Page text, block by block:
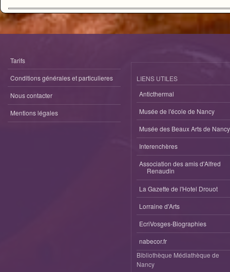
Tarifs
Conditions générales et particulieres
Nous contacter
Mentions légales
LIENS UTILES
Anticthermal
Musée de l'école de Nancy
Musée des Beaux Arts de Nancy
Interenchères
Association des amis d'Alfred
Renaudin
La Gazette de l'Hotel Drouot
Lorraine d'Arts
EcriVosges-Biographies
nabecor.fr
Bibliothèque Médiathèque de
Nancy